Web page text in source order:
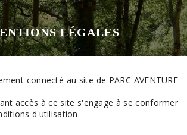
LÉGALES
connecté au site de PARC AVENTURE
accès à ce site s'engage à se conformer
d'utilisation.